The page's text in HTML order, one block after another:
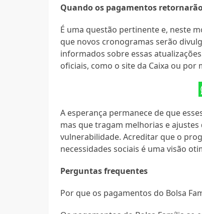
Quando os pagamentos
É uma questão pertinente e, neste
que novos cronogramas serão
informados sobre essas
oficiais, como o site da Caixa ou por
A esperança permanece de que
mas que tragam melhorias e
vulnerabilidade. Acreditar que o
necessidades sociais é uma visão
Perguntas frequentes
Por que os pagamentos do Bolsa